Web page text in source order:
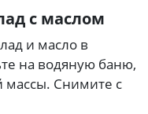
с маслом
и масло в
на водяную баню,
Снимите с